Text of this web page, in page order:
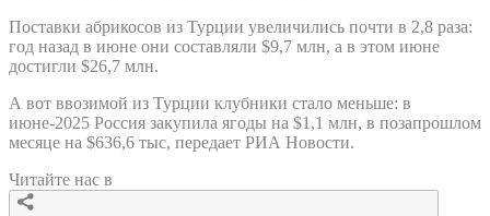
Поставки абрикосов из Турции увеличились почти в 2,8 раза:
год назад в июне они составляли $9,7 млн, а в этом июне
достигли $26,7 млн.
А вот ввозимой из Турции клубники стало меньше: в
июне-2025 Россия закупила ягоды на $1,1 млн, в позапрошлом
месяце на $636,6 тыс, передает РИА Новости.
Читайте нас в